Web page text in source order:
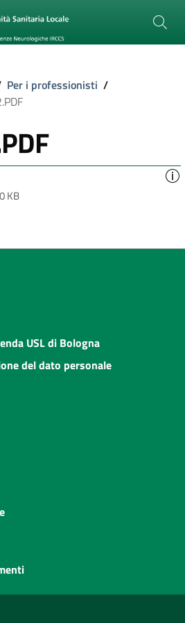
Per i professionisti /
KB
USL di Bologna
del dato personale